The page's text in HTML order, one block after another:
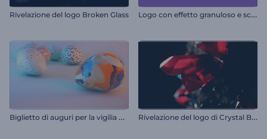
Rivelazione del logo Broken Glass L
ogo con effetto granuloso e schizzi di colore
B
iglietto di auguri per la vigilia di Pasqua R
ivelazione del logo di Crystal Blast